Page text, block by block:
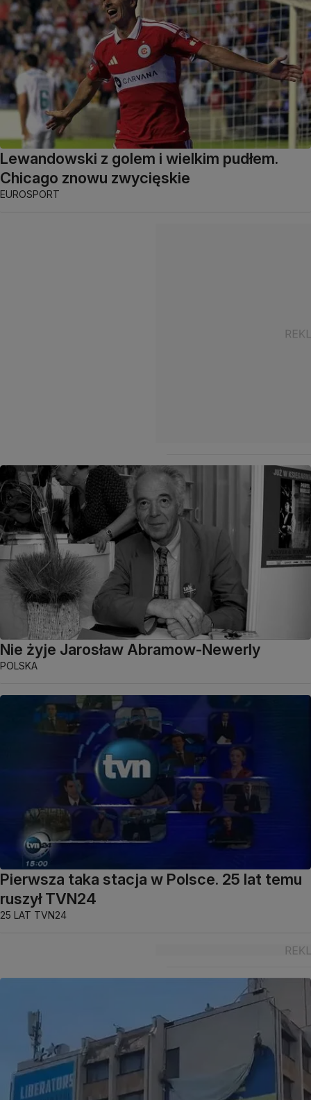
Lewandowski z golem i wielkim pudłem.
Chicago znowu zwycięskie
EUROSPORT
Nie żyje Jarosław Abramow-Newerly
POLSKA
Pierwsza taka stacja w Polsce. 25 lat temu
ruszył TVN24
25 LAT TVN24